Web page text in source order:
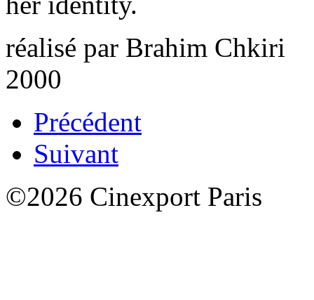
réalisé par Brahim Chkiri
2000
Précédent
Suivant
©2026 Cinexport Paris